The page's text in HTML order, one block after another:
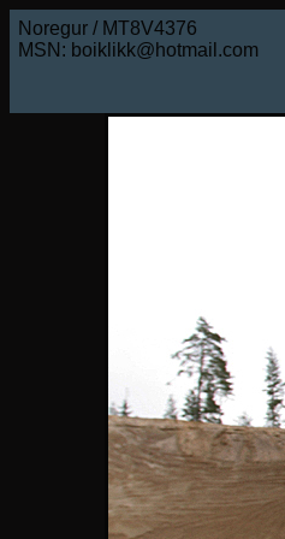
Noregur / MT8V4376
MSN: boiklikk@hotmail.com